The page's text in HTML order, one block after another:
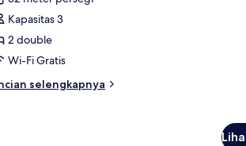
Kapasitas 3
2 double
Wi-Fi Gratis
selengkapnya